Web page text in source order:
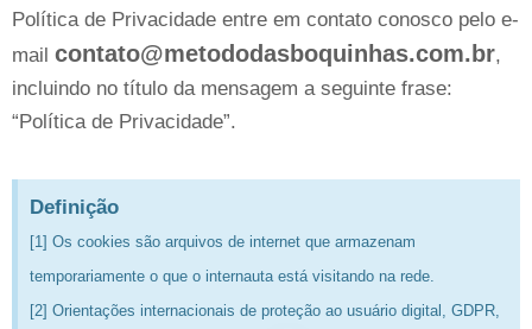
Política de Privacidade entre em contato conosco pelo e-
mail contato@metododasboquinhas.com.br,
incluindo no título da mensagem a seguinte frase:
“Política de Privacidade”.
Definição
[1] Os cookies são arquivos de internet que armazenam
temporariamente o que o internauta está visitando na rede.
[2] Orientações internacionais de proteção ao usuário digital, GDPR,